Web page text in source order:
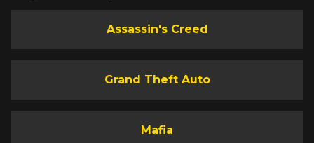
Assassin's Creed
Grand Theft Auto
Mafia